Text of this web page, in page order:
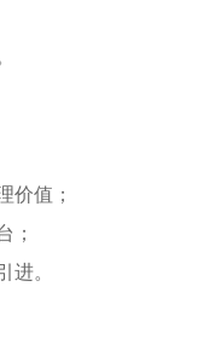
价值；
；
。